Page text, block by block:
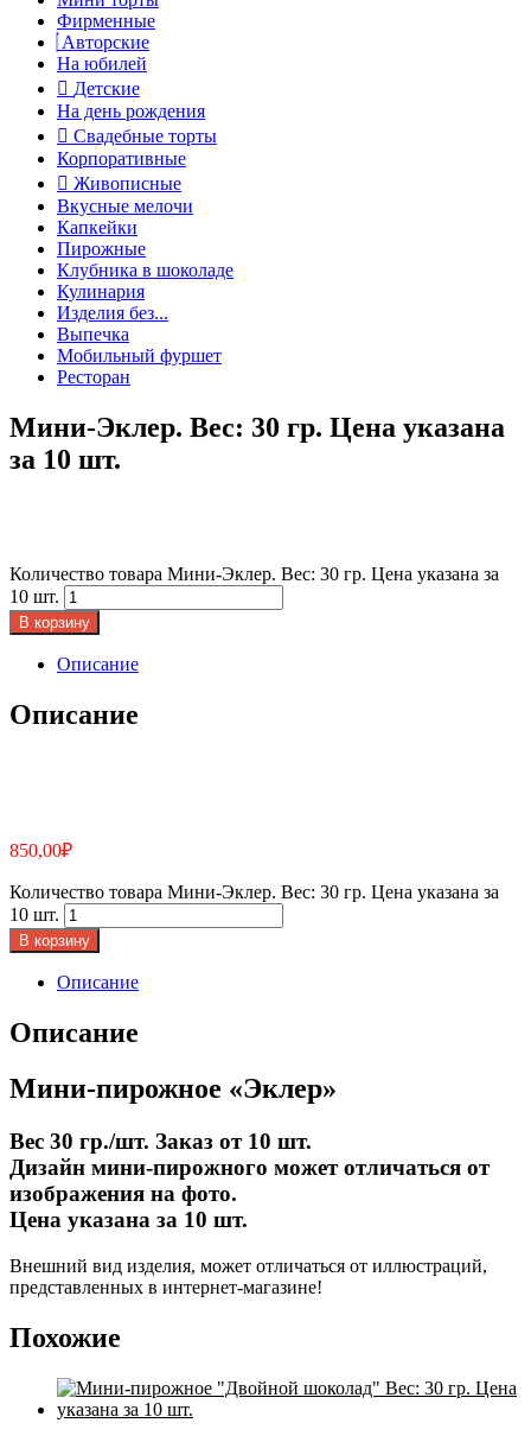
Фирменные
Авторские
На юбилей
Детские
На день рождения
Свадебные торты
Корпоративные
Живописные
Вкусные мелочи
Капкейки
Пирожные
Клубника в шоколаде
Кулинария
Изделия без...
Выпечка
Мобильный фуршет
Ресторан
Мини-Эклер. Вес: 30 гр. Цена указана
за 10 шт.
Количество товара Мини-Эклер. Вес: 30 гр. Цена указана за
10 шт.
В корзину
Описание
Описание
850,00₽
Количество товара Мини-Эклер. Вес: 30 гр. Цена указана за
10 шт.
В корзину
Описание
Описание
Мини-пирожное «Эклер»
Вес 30 гр./шт. Заказ от 10 шт.
Дизайн мини-пирожного может отличаться от
изображения на фото.
Цена указана за 10 шт.
Внешний вид изделия, может отличаться от иллюстраций,
представленных в интернет-магазине!
Похожие